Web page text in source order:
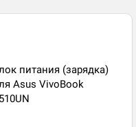
питания (зарядка)
Asus VivoBook